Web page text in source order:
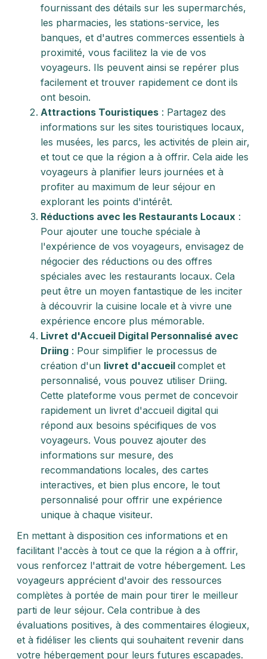
fournissant des détails sur les supermarchés,
les pharmacies, les stations-service, les
banques, et d'autres commerces essentiels à
proximité, vous facilitez la vie de vos
voyageurs. Ils peuvent ainsi se repérer plus
facilement et trouver rapidement ce dont ils
ont besoin.
Attractions Touristiques : Partagez des
informations sur les sites touristiques locaux,
les musées, les parcs, les activités de plein air,
et tout ce que la région a à offrir. Cela aide les
voyageurs à planifier leurs journées et à
profiter au maximum de leur séjour en
explorant les points d'intérêt.
Réductions avec les Restaurants Locaux :
Pour ajouter une touche spéciale à
l'expérience de vos voyageurs, envisagez de
négocier des réductions ou des offres
spéciales avec les restaurants locaux. Cela
peut être un moyen fantastique de les inciter
à découvrir la cuisine locale et à vivre une
expérience encore plus mémorable.
Livret d'Accueil Digital Personnalisé avec
Driing : Pour simplifier le processus de
création d'un livret d'accueil complet et
personnalisé, vous pouvez utiliser Driing.
Cette plateforme vous permet de concevoir
rapidement un livret d'accueil digital qui
répond aux besoins spécifiques de vos
voyageurs. Vous pouvez ajouter des
informations sur mesure, des
recommandations locales, des cartes
interactives, et bien plus encore, le tout
personnalisé pour offrir une expérience
unique à chaque visiteur.
En mettant à disposition ces informations et en
facilitant l'accès à tout ce que la région a à offrir,
vous renforcez l'attrait de votre hébergement. Les
voyageurs apprécient d'avoir des ressources
complètes à portée de main pour tirer le meilleur
parti de leur séjour. Cela contribue à des
évaluations positives, à des commentaires élogieux,
et à fidéliser les clients qui souhaitent revenir dans
votre hébergement pour leurs futures escapades.